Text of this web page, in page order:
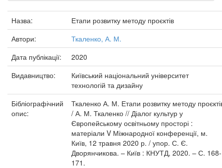
Назва:
Етапи розвитку методу проєктів
Автори:
Ткаленко, А. М.
Дата публікації:
2020
Видавництво:
Київський національний університет
технологій та дизайну
Бібліографічний
опис:
Ткаленко А. М. Етапи розвитку методу
/ А. М. Ткаленко // Діалог культур у
Європейському освітньому просторі :
матеріали V Міжнародної конференції, м.
Київ, 12 травня 2020 р. / упор. С. Є.
Дворянчикова. – Київ : КНУТД, 2020. – С. 168-
171.